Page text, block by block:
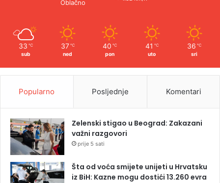
Oblačno
33 ℃
sub
37 ℃
ned
40 ℃
pon
41 ℃
uto
36 ℃
sri
Popularno Posljednje Komentari
Zelenski stigao u Beograd: Zakazani
važni razgovori
prije 5 sati
Šta od voća smijete unijeti u Hrvatsku
iz BiH: Kazne mogu dostići 13.260 evra